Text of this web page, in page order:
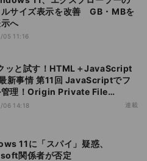
ルサイズ表示を改善 GB・MBを
へ
05 11:16
新事情 第11回 JavaScriptでフ
管理！Origin Private File
を活用する
06 14:18 連載
11に「スパイ」疑惑、
関係者が否定